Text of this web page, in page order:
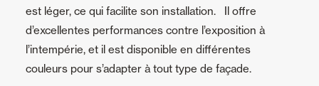
est léger, ce qui facilite son installation. Il offre
d’excellentes performances contre l’exposition à
l’intempérie, et il est disponible en différentes
couleurs pour s’adapter à tout type de façade.